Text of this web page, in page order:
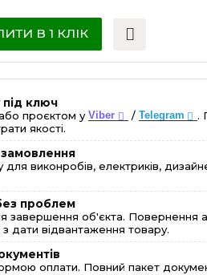
В 1 КЛІК
ключ
проєктом уViber / Telegram
.
якості.
виконробів, електриків,
проблем
завершення об'єкта. Повернення
дати відвантаження товару.
оплати. Повний пакет